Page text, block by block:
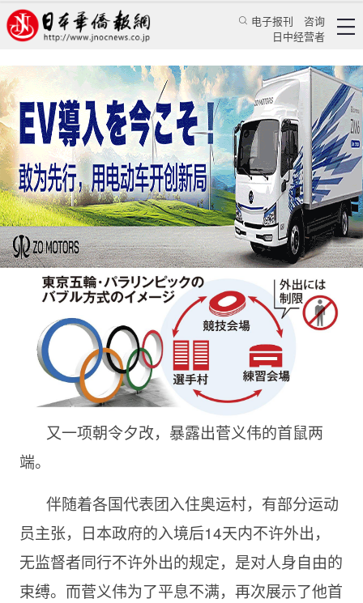
电子报刊
咨询
日中经营者
菅义伟在质疑声中改规则 疫情中的奥运再引担忧
《日本华侨报》东京奥运专题报道组 日本新闻 社会观察
日本华侨报网 2021/7/18 10:18:29
又一项朝令夕改，暴露出菅义伟的首鼠两
端。
伴随着各国代表团入住奥运村，有部分运动
员主张，日本政府的入境后14天内不许外出，
无监督者同行不许外出的规定，是对人身自由的
束缚。而菅义伟为了平息不满，再次展示了他首